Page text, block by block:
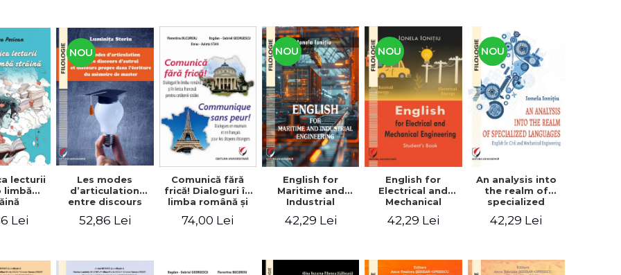
Armağan/
POLIFONII
CULTURALE
Limba, cultura și
civilizația turcă în
lume. Volum
dedicat
Centenarului
reflective and
applicative
writing
lecturii
limbă
Lei
NOU
Les modes
d’articulation
entre discours
discours propre
52,86 Lei
Comunică fără
frică! Dialoguri în
limba română şi
pentru cetăţenii
roumain et en
74,00 Lei
NOU
English for
Maritime and
Industrial
42,29 Lei
NOU
English for
Electrical and
Mechanical
Student’s book
42,29 Lei
NOU
An analysis into
the realm of
specialized
English for civil
42,29 Lei